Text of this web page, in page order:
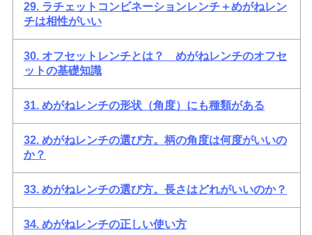
29. ラチェットコンビネーションレンチ＋めがねレン
チは相性がいい
30. オフセットレンチとは？ めがねレンチのオフセ
ットの基礎知識
31. めがねレンチの形状（角度）にも種類がある
32. めがねレンチの選び方。柄の角度は何度がいいの
か？
33. めがねレンチの選び方。長さはどれがいいのか？
34. めがねレンチの正しい使い方